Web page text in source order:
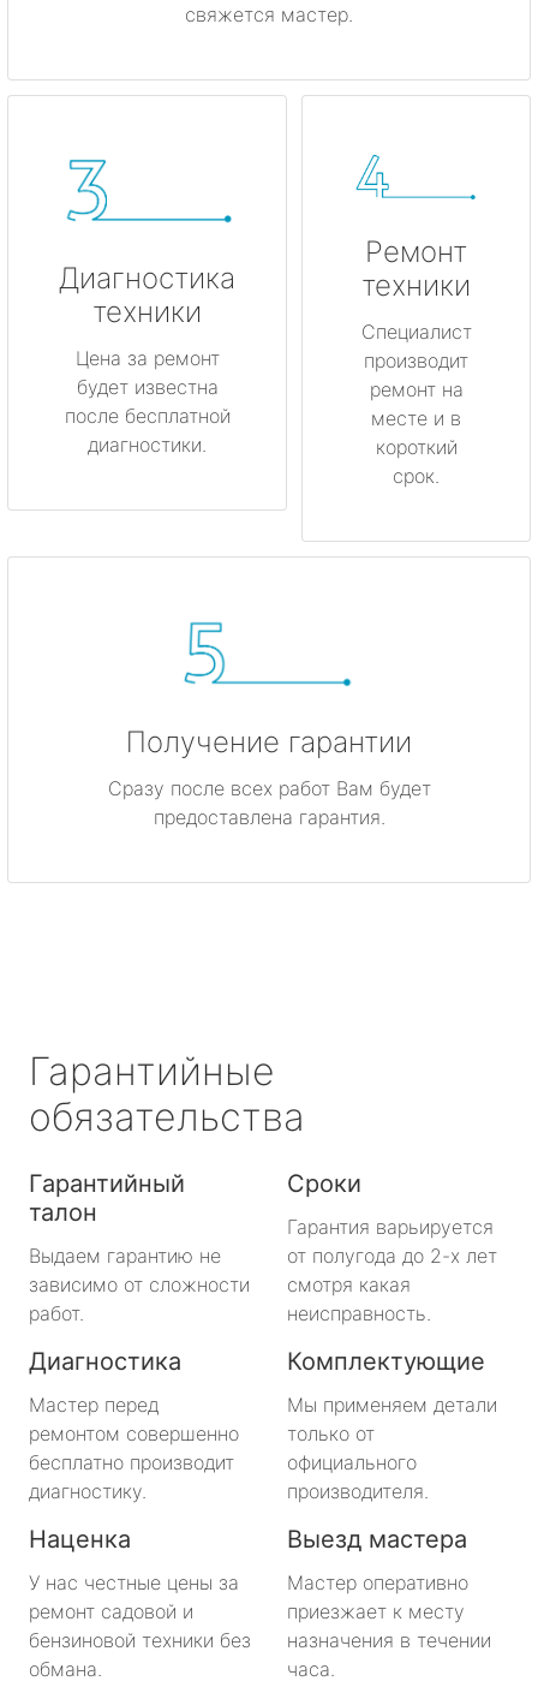
свяжется мастер.
Диагностика
техники
Цена за ремонт
будет известна
после бесплатной
диагностики.
Ремонт
техники
Специалист
производит
ремонт на
месте и в
короткий
срок.
Получение гарантии
Сразу после всех работ Вам будет
предоставлена гарантия.
Гарантийные
обязательства
Гарантийный
талон
Выдаем гарантию не
зависимо от сложности
работ.
Сроки
Гарантия варьируется
от полугода до 2-х лет
смотря какая
неисправность.
Диагностика
Мастер перед
ремонтом совершенно
бесплатно производит
диагностику.
Комплектующие
Мы применяем детали
только от
официального
производителя.
Наценка
У нас честные цены за
ремонт садовой и
бензиновой техники без
обмана.
Выезд мастера
Мастер оперативно
приезжает к месту
назначения в течении
часа.